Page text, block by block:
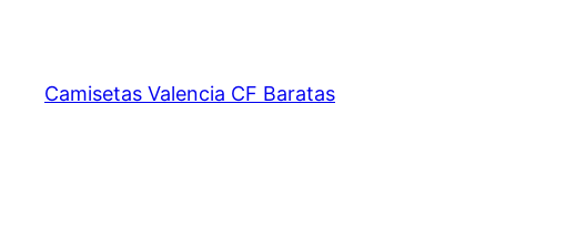
contenido
Camisetas Valencia CF Baratas